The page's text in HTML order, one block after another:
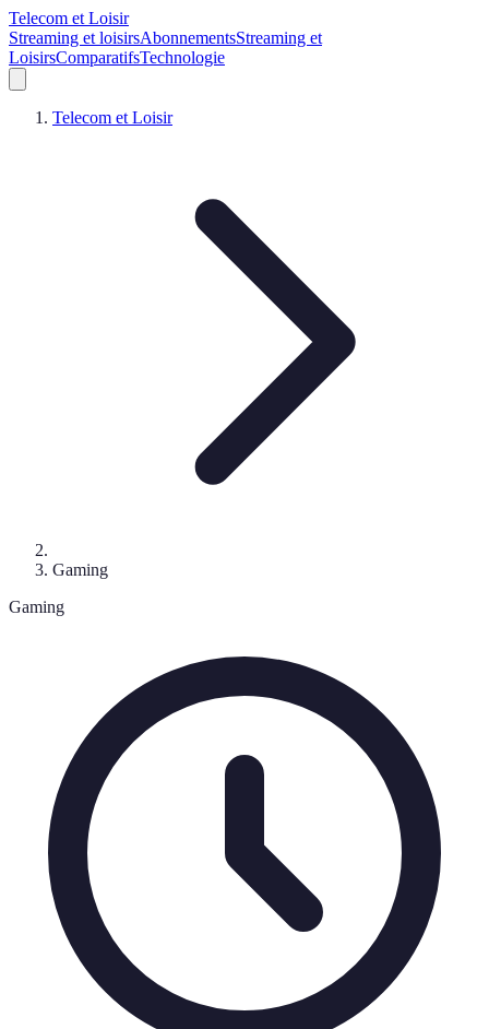
Telecom et Loisir
Streaming et loisirsAbonnementsStreaming et
LoisirsComparatifsTechnologie
Telecom et Loisir
Gaming
Gaming